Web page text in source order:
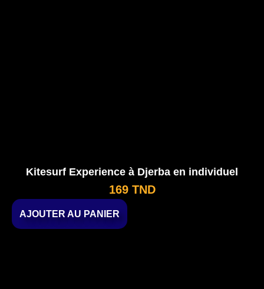
Kitesurf Experience à Djerba en individuel
169 TND
AJOUTER AU PANIER